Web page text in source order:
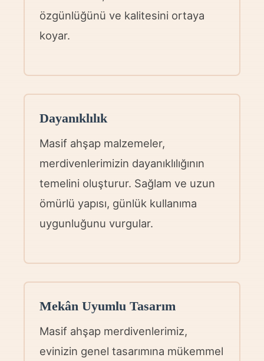
özgünlüğünü ve kalitesini ortaya
koyar.
Dayanıklılık
Masif ahşap malzemeler,
merdivenlerimizin dayanıklılığının
temelini oluşturur. Sağlam ve uzun
ömürlü yapısı, günlük kullanıma
uygunluğunu vurgular.
Mekân Uyumlu Tasarım
Masif ahşap merdivenlerimiz,
evinizin genel tasarımına mükemmel